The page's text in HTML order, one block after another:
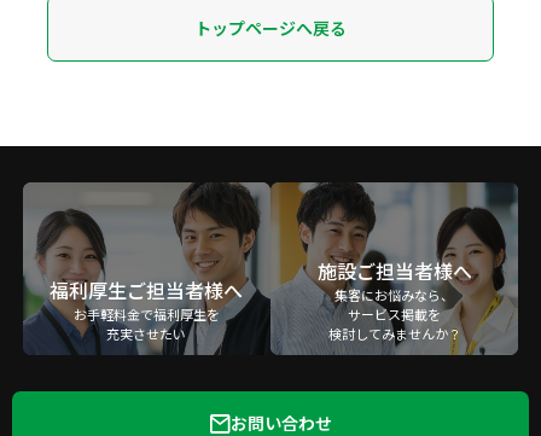
トップページへ戻る
福利厚生ご担当者様へ
お手軽料金で福利厚生を
充実させたい
施設ご担当者様へ
集客にお悩みなら、
サービス掲載を
検討してみませんか？
お問い合わせ